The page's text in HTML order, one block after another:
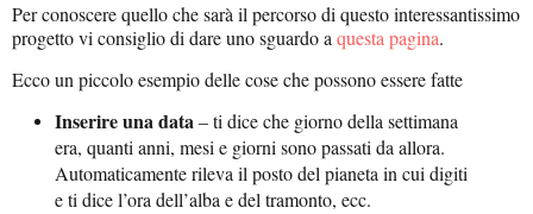
Per conoscere quello che sarà il percorso di questo interessantissimo
progetto vi consiglio di dare uno sguardo a questa pagina.
Ecco un piccolo esempio delle cose che possono essere fatte
Inserire una data– ti dice che giorno della settimana
era, quanti anni, mesi e giorni sono passati da allora.
Automaticamente rileva il posto del pianeta in cui digiti
e ti dice l’ora dell’alba e del tramonto, ecc.